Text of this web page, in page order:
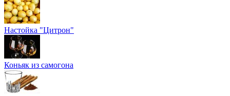
Настойка "Цитрон"
Коньяк из самогона